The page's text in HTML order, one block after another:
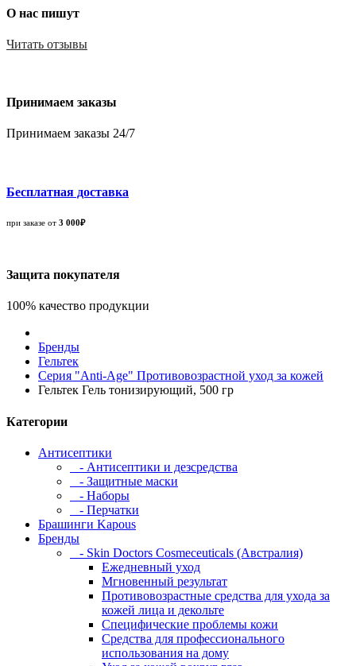
О нас пишут
Читать отзывы
Принимаем заказы
Принимаем заказы 24/7
Бесплатная доставка
при заказе от 3 000₽
Защита покупателя
100% качество продукции
Бренды
Гельтек
Серия "Anti-Age" Противовозрастной уход за кожей
Гельтек Гель тонизирующий, 500 гр
Категории
Антисептики
- Антисептики и дезсредства
- Защитные маски
- Наборы
- Перчатки
Брашинги Kapous
Бренды
- Skin Doctors Cosmeceuticals (Австралия)
Ежедневный уход
Мгновенный результат
Противовозрастные средства для ухода за
кожей лица и декольте
Специфические проблемы кожи
Средства для профессионального
использования на дому